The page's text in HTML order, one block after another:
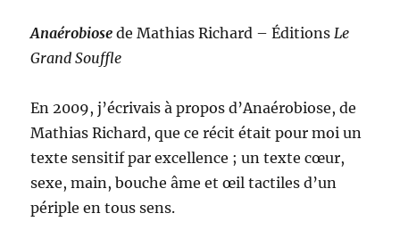
Anaérobiose de Mathias Richard – ÉditionsLe
Grand Souffle
En 2009, j’écrivais à propos d’Anaérobiose, de
Mathias Richard, que ce récit était pour moi un
texte sensitif par excellence ; un texte cœur,
sexe, main, bouche âme et œil tactiles d’un
périple en tous sens.